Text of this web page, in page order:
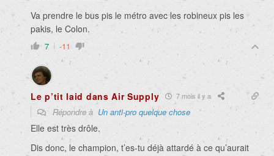
Va prendre le bus pis le métro avec les robineux pis les
pakis, le Colon.
7 -11
Le p’tit laid dans Air Supply 7 mois il y a
Répondre à Un anti-pro quelque chose
Elle est très drôle.
Dis donc, le champion, t’es-tu déjà attardé à ce qu’aurait